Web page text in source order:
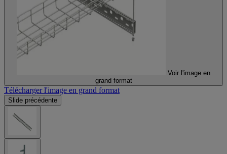
Voir l'image en
grand format
Télécharger l'image en grand format
Slide précédente